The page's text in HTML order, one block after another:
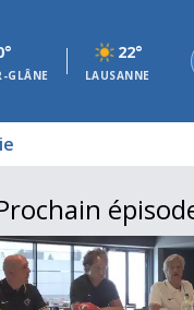
GLÂNE
22°
LAUSANNE
l&#039;été